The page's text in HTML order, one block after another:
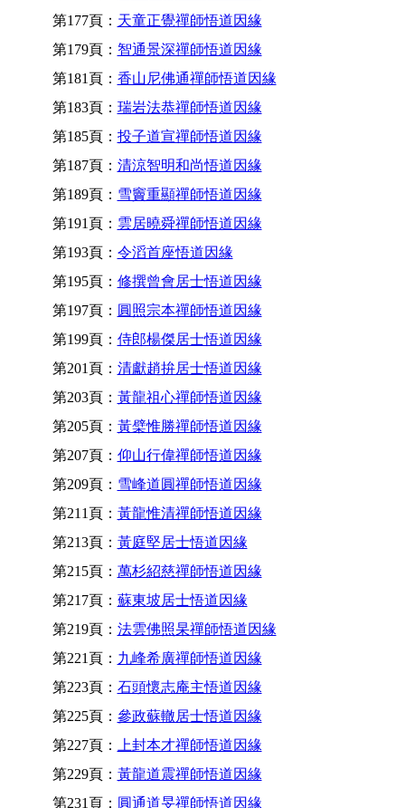
第177頁： 天童正覺禪師悟道因緣
第179頁： 智通景深禪師悟道因緣
第181頁： 香山尼佛通禪師悟道因緣
第183頁： 瑞岩法恭禪師悟道因緣
第185頁： 投子道宣禪師悟道因緣
第187頁： 清涼智明和尚悟道因緣
第189頁： 雪竇重顯禪師悟道因緣
第191頁： 雲居曉舜禪師悟道因緣
第193頁： 令滔首座悟道因緣
第195頁： 修撰曾會居士悟道因緣
第197頁： 圓照宗本禪師悟道因緣
第199頁： 侍郎楊傑居士悟道因緣
第201頁： 清獻趙拚居士悟道因緣
第203頁： 黃龍祖心禪師悟道因緣
第205頁： 黃檗惟勝禪師悟道因緣
第207頁： 仰山行偉禪師悟道因緣
第209頁： 雪峰道圓禪師悟道因緣
第211頁： 黃龍惟清禪師悟道因緣
第213頁： 黃庭堅居士悟道因緣
第215頁： 萬杉紹慈禪師悟道因緣
第217頁： 蘇東坡居士悟道因緣
第219頁： 法雲佛照杲禪師悟道因緣
第221頁： 九峰希廣禪師悟道因緣
第223頁： 石頭懷志庵主悟道因緣
第225頁： 參政蘇轍居士悟道因緣
第227頁：
上封本才禪師悟道因緣
第229頁： 黃龍道震禪師悟道因緣
第231頁： 圓通道旻禪師悟道因緣